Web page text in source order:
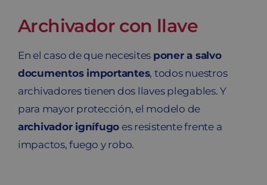
Archivador con llave
En el caso de que necesites poner a salvo
documentos importantes, todos nuestros
archivadores tienen dos llaves plegables. Y
para mayor protección, el modelo de
archivador ignífugo es resistente frente a
impactos, fuego y robo.